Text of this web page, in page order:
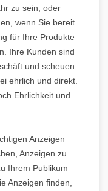
zu sein, oder
wenn Sie bereit
für Ihre Produkte
Ihre Kunden sind
und scheuen
ehrlich und direkt.
Ehrlichkeit und
Anzeigen
Anzeigen zu
Ihrem Publikum
Anzeigen finden,